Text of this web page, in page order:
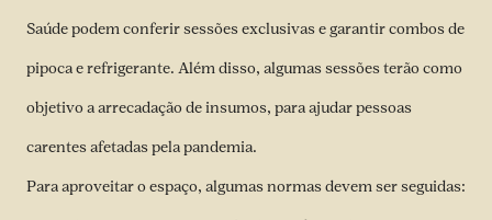
Saúde podem conferir sessões exclusivas e garantir combos de
pipoca e refrigerante. Além disso, algumas sessões terão como
objetivo a arrecadação de insumos, para ajudar pessoas
carentes afetadas pela pandemia.
Para aproveitar o espaço, algumas normas devem ser seguidas: